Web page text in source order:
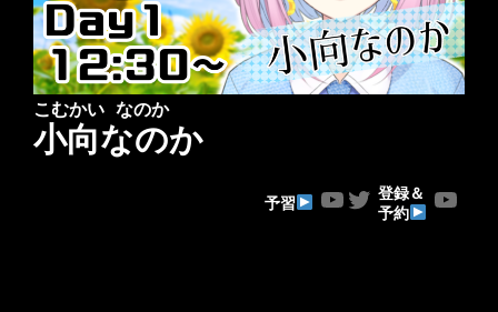
こむかい なのか
小向なのか
予習 YouTube Twitter
登録＆
予約
YouTube